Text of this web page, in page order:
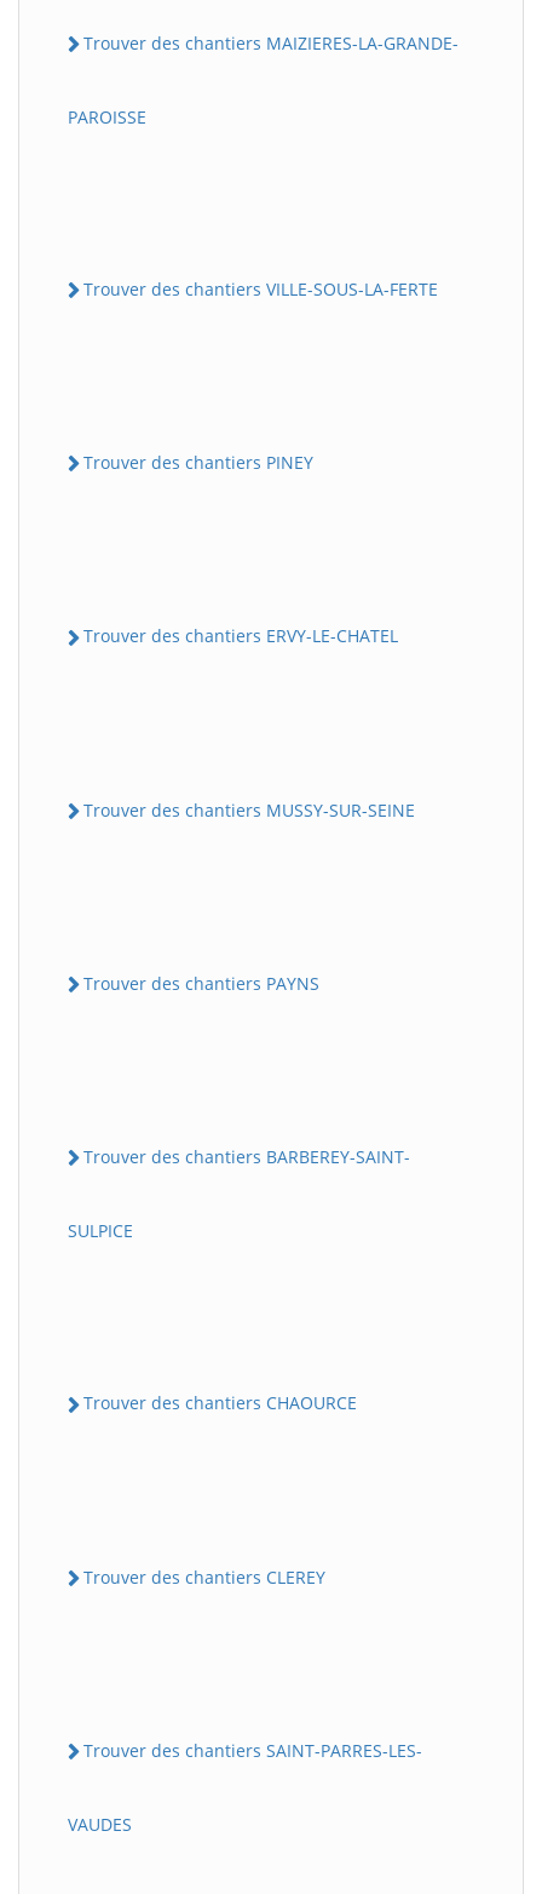
Trouver des chantiers MAIZIERES-LA-GRANDE-
PAROISSE
Trouver des chantiers VILLE-SOUS-LA-FERTE
Trouver des chantiers PINEY
Trouver des chantiers ERVY-LE-CHATEL
Trouver des chantiers MUSSY-SUR-SEINE
Trouver des chantiers PAYNS
Trouver des chantiers BARBEREY-SAINT-
SULPICE
Trouver des chantiers CHAOURCE
Trouver des chantiers CLEREY
Trouver des chantiers SAINT-PARRES-LES-
VAUDES